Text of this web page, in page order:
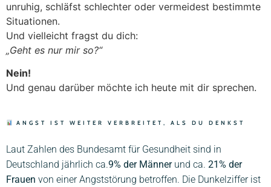
unruhig, schläfst schlechter oder vermeidest bestimmte
Situationen.
Und vielleicht fragst du dich:
„Geht es nur mir so?“
Nein!
Und genau darüber möchte ich heute mit dir sprechen.
ANGST IST WEITER VERBREITET, ALS DU DENKST
Laut Zahlen des Bundesamt für Gesundheit sind in
Deutschland jährlich ca.9% der Männerund ca. 21% der
Frauen von einer Angststörung betroffen. Die Dunkelziffer ist